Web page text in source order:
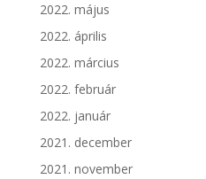
2022. május
2022. április
2022. március
2022. február
2022. január
2021. december
2021. november